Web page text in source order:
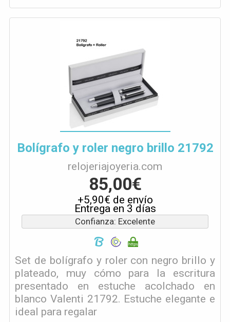
Bolígrafo y roler negro brillo 21792
relojeriajoyeria.com
85,00€
+5,90€ de envío
Entrega en 3 días
Confianza: Excelente
Set de bolígrafo y roler con negro brillo y
plateado, muy cómo para la escritura
presentado en estuche acolchado en
blanco Valenti 21792. Estuche elegante e
ideal para regalar